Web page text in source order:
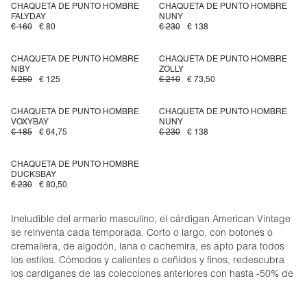
CHAQUETA DE PUNTO HOMBRE
FALYDAY
€ 160
€ 80
CHAQUETA DE PUNTO HOMBRE
NUNY
€ 230
€ 138
CHAQUETA DE PUNTO HOMBRE
NIBY
€ 250
€ 125
CHAQUETA DE PUNTO HOMBRE
ZOLLY
€ 210
€ 73,50
CHAQUETA DE PUNTO HOMBRE
VOXYBAY
€ 185
€ 64,75
CHAQUETA DE PUNTO HOMBRE
NUNY
€ 230
€ 138
CHAQUETA DE PUNTO HOMBRE
DUCKSBAY
€ 230
€ 80,50
Ineludible del armario masculino, el cárdigan American Vintage
se reinventa cada temporada. Corto o largo, con botones o
cremallera, de algodón, lana o cachemira, es apto para todos
los estilos. Cómodos y calientes o ceñidos y finos, redescubra
los cardiganes de las colecciones anteriores con hasta -50% de